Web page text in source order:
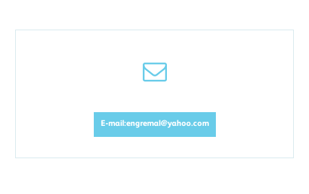
E-mail:engremal@yahoo.com